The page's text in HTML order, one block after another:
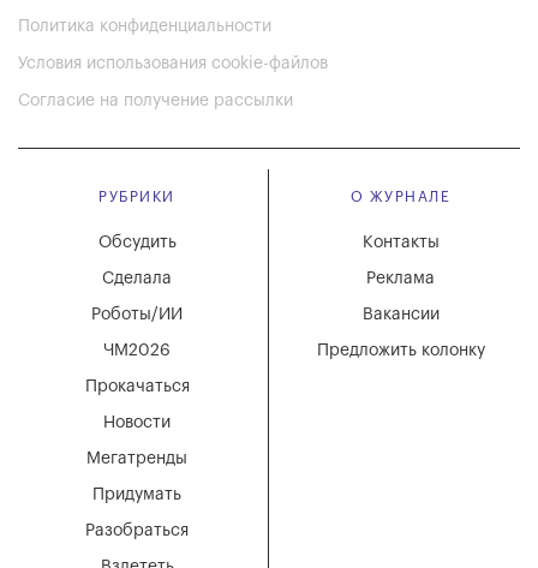
Политика конфиденциальности
Условия использования cookie-файлов
Согласие на получение рассылки
РУБРИКИ
Мегатренды
Придумать
Разобраться
Новости
Обсудить
Сделала
Роботы/ИИ
ЧМ2026
Прокачаться
О ЖУРНАЛЕ
Вакансии
Реклама
Контакты
Предложить колонку